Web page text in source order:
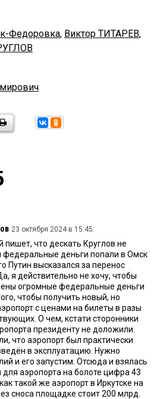
Федоровка, Виктор ТИТАРЕВ,
23 октября 2024 в 15:45:
пишет, что дескать Круглов не
федеральные деньги попали в Омск
Путин высказался за перенос
я действительно не хочу, чтобы
огромные федеральные деньги
чтобы получить новый, но
с ценами на билеты в разы
О чем, кстати сторонники
президенту не доложили.
что аэропорт был практически
в эксплуатацию. Нужно
и его запустим. Отсюда и взялась
аэропорта на болоте цифра 43
такой же аэропорт в Иркутске на
сноса площадке стоит 200 млрд.